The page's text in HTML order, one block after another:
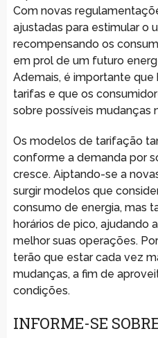
Com novas
ajustadas para estimular o
recompensando os
em prol de um futuro
Ademais, é importante que
tarifas e que os
sobre possíveis mudanças
Os modelos de tarifação
conforme a demanda por
cresce. Aiptando-se a
surgir modelos que
consumo de energia, mas
horários de pico, ajudando
melhor suas operações.
terão que estar cada vez
mudanças, a fim de
condições.
INFORME-SE